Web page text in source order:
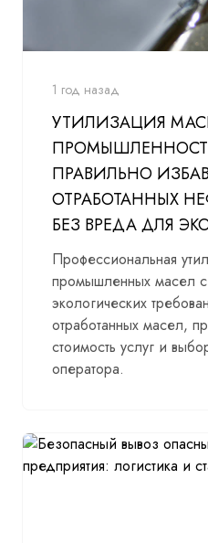
1 год назад
УТИЛИЗАЦИЯ
ПРАВИЛЬНО
ОТРАБОТАННЫХ
БЕЗ ВРЕДА ДЛЯ
Профессиональная
промышленных масел
экологических
отработанных масел,
стоимость услуг и
оператора.